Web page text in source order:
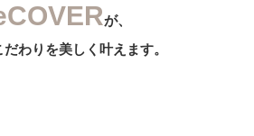
が、
わりを美しく叶えます。